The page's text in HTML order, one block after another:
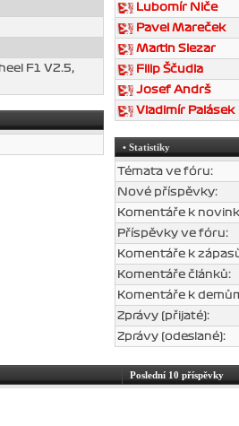
F1 V2.5,
Lubomír Niče
Pavel Mareček
Martin Slezar
Filip Ščudla
Josef Andrš
Vladimír Palásek
• Statistiky
Témata ve fóru:
Nové příspěvky:
Komentáře k
Příspěvky ve fóru:
Komentáře k
Komentáře článků:
Komentáře k
Zprávy (přijaté):
Zprávy (odeslané):
Poslední 10 příspěvky